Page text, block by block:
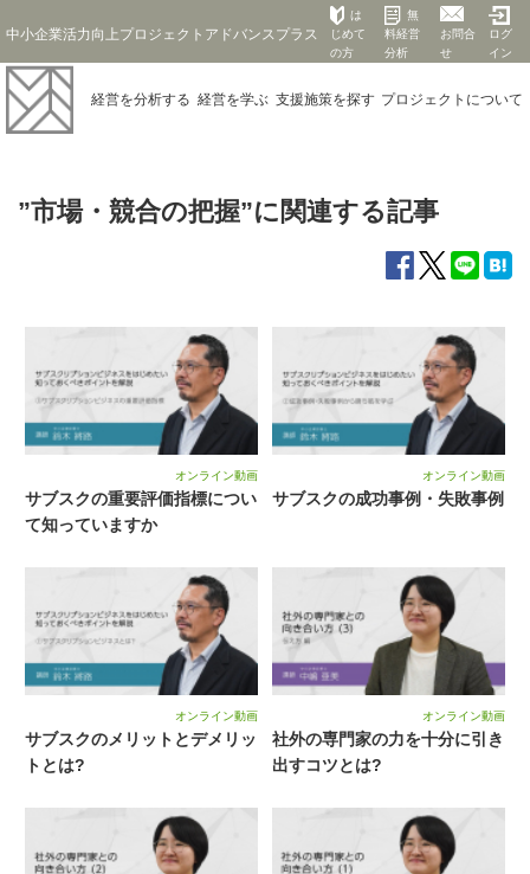
中小企業活力向上プロジェクトアドバンスプラス
は
じめて
の方
無
料経営
分析
お問合
せ
ログ
イン
経営を分析する 経営を学ぶ 支援施策を探す プロジェクト について
”市場・競合の把握”に関連する記事
オンライン動画
サブスクの重要評価指標につい
て知っていますか
オンライン動画
サブスクの成功事例・失敗事例
オンライン動画
サブスクのメリットとデメリッ
トとは?
オンライン動画
社外の専門家の力を十分に引き
出すコツとは?